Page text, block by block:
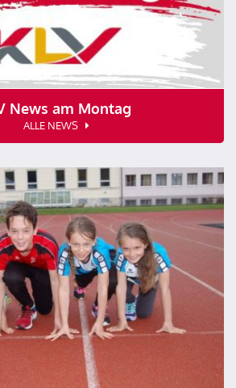
News am Montag
ALLE NEWS